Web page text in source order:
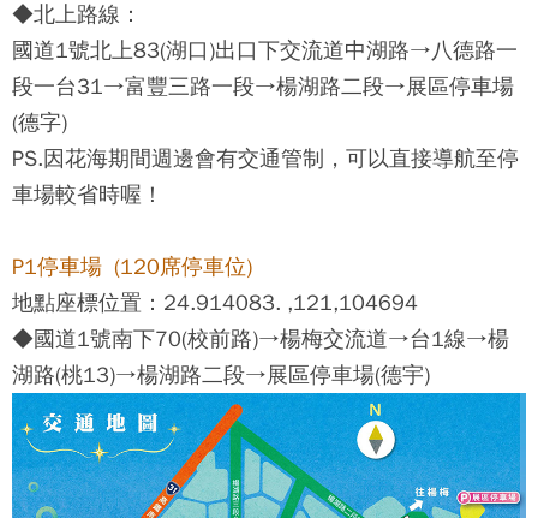
◆北上路線：
國道1號北上83(湖口)出口下交流道中湖路→八德路一
段一台31→富豐三路一段→楊湖路二段→展區停車場
(德字)
PS.因花海期間週邊會有交通管制，可以直接導航至停
車場較省時喔！
P1停車場 (120席停車位)
地點座標位置：24.914083. ,121,104694
◆國道1號南下70(校前路)→楊梅交流道→台1線→楊
湖路(桃13)→楊湖路二段→展區停車場(德宇)